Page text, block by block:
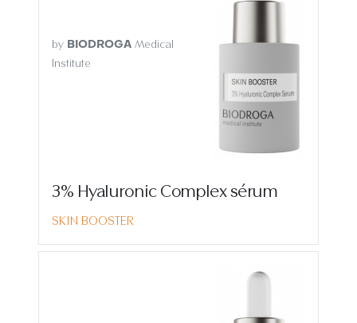
by BIODROGA Medical
Institute
3% Hyaluronic Complex sérum
SKIN BOOSTER